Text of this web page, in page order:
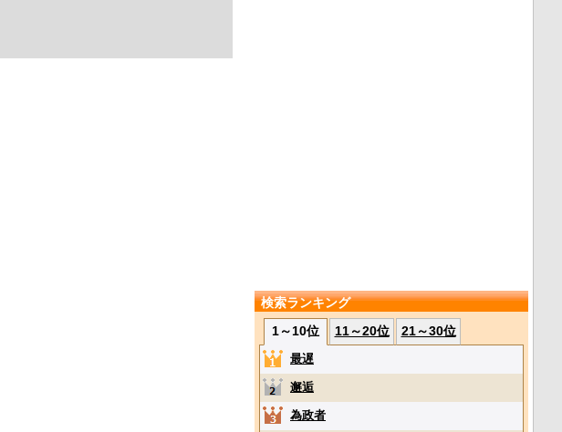
検索ランキング
1～10位
11～20位 21～30位
最遅
邂逅
為政者